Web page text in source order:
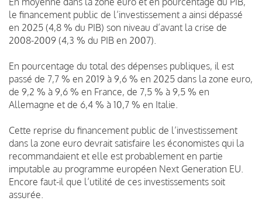
le financement public de l’investissement a ainsi dépassé
en 2025 (4,8 % du PIB) son niveau d’avant la crise de
2008-2009 (4,3 % du PIB en 2007).
En pourcentage du total des dépenses publiques, il est
passé de 7,7 % en 2019 à 9,6 % en 2025 dans la zone euro,
de 9,2 % à 9,6 % en France, de 7,5 % à 9,5 % en
Allemagne et de 6,4 % à 10,7 % en Italie.
Cette reprise du financement public de l’investissement
dans la zone euro devrait satisfaire les économistes qui la
recommandaient et elle est probablement en partie
imputable au programme européen Next Generation EU.
Encore faut-il que l’utilité de ces investissements soit
assurée.